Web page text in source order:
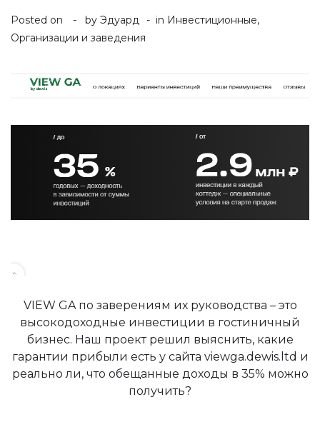
Posted on by Эдуард in Инвестиционные,
Организации и заведения
VIEW GA по заверениям их руководства – это
высокодоходные инвестиции в гостиничный
бизнес. Наш проект решил выяснить, какие
гарантии прибыли есть у сайта viewga.dewis.ltd и
реально ли, что обещанные доходы в 35% можно
получить?